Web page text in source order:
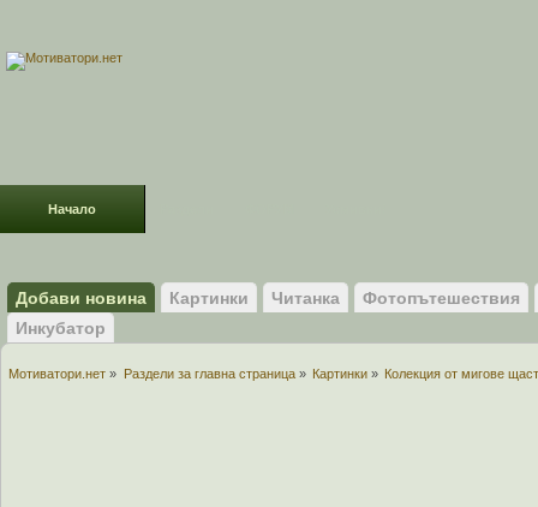
Начало
Добави новина Картинки Читанка
Фотопътешествия
Инкубатор
Мотиватори.нет » Раздели за главна страница» Картинки» Колекция от мигове